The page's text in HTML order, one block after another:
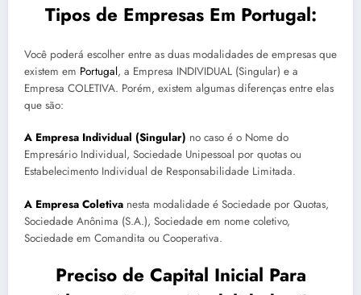
Tipos de Empresas Em Portugal:
Você poderá escolher entre as duas modalidades de empresas que
existem em Portugal, a Empresa INDIVIDUAL (Singular) e a
Empresa COLETIVA. Porém, existem algumas diferenças entre elas
que são:
A Empresa Individual (Singular) no caso é o Nome do
Empresário Individual, Sociedade Unipessoal por quotas ou
Estabelecimento Individual de Responsabilidade Limitada.
A Empresa Coletiva nesta modalidade é Sociedade por Quotas,
Sociedade Anônima (S.A.), Sociedade em nome coletivo,
Sociedade em Comandita ou Cooperativa.
Preciso de Capital Inicial Para